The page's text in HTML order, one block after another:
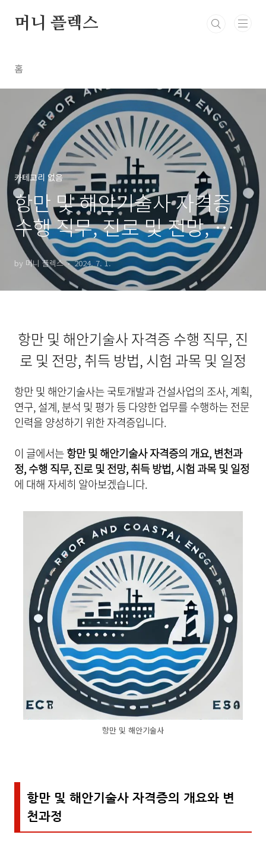
머니 플렉스
홈
카테고리 없음
항만 및 해안기술사 자격증
수행 직무, 진로 및 전망, 취득
방법, 시험 과목 및 일정
by 머니 플렉스 2024. 7. 1.
항만 및 해안기술사 자격증 수행 직무, 진
로 및 전망, 취득 방법, 시험 과목 및 일정
항만 및 해안기술사는 국토개발과 건설사업의 조사, 계획,
연구, 설계, 분석 및 평가 등 다양한 업무를 수행하는 전문
인력을 양성하기 위한 자격증입니다.
이 글에서는항만 및 해안기술사 자격증의 개요, 변천과
정, 수행 직무, 진로 및 전망, 취득 방법, 시험 과목 및 일정
에 대해 자세히 알아보겠습니다.
항만 및 해안기술사
항만 및 해안기술사 자격증의 개요와 변
천과정